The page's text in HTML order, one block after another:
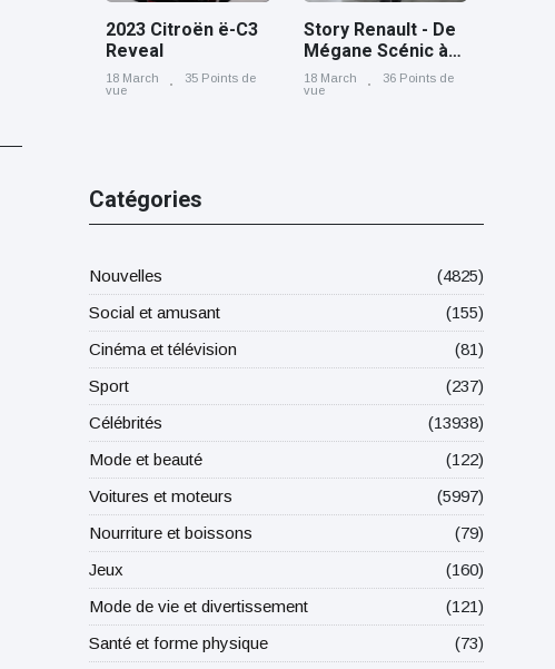
2023 Citroën ë-C3
Reveal
18 March
35 Points de
vue
Story Renault - De
Mégane Scénic à
Scénic E-Tech
electric, cinq
18 March
36 Points de
vue
Catégories
Nouvelles
(4825)
Social et amusant
(155)
Cinéma et télévision
(81)
Sport
(237)
Célébrités
(13938)
Mode et beauté
(122)
Voitures et moteurs
(5997)
Nourriture et boissons
(79)
Jeux
(160)
Mode de vie et divertissement
(121)
Santé et forme physique
(73)